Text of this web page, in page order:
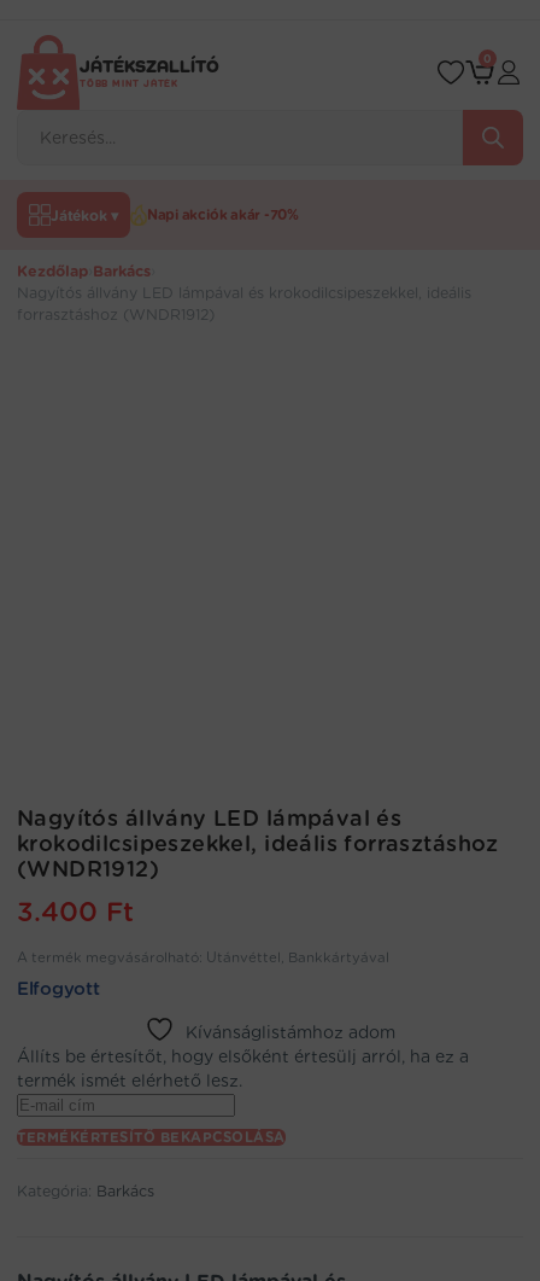
tartalomraJÁTÉKSZALLÍTÓ
TÖBB MINT JÁTÉK
search
0
Játékok ▾ Napi akciók akár -70%
Kezdőlap Barkács
Nagyítós állvány LED lámpával és krokodilcsipeszekkel, ideális
forrasztáshoz (WNDR1912)
Nagyítós állvány LED lámpával és
krokodilcsipeszekkel, ideális forrasztáshoz
(WNDR1912)
3.400 Ft
A termék megvásárolható: Utánvéttel, Bankkártyával
Elfogyott
Kívánságlistámhoz adom
Állíts be értesítőt, hogy elsőként értesülj arról, ha ez a
termék ismét elérhető lesz.
Enter
your
email
to
waitlist
TERMÉKÉRTESÍTŐ BEKAPCSOLÁSA
Kategória: Barkács